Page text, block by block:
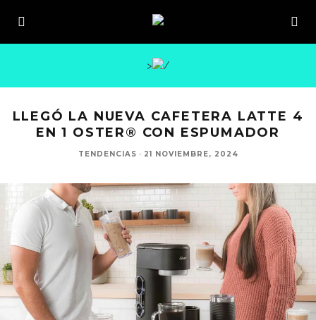
>
LLEGÓ LA NUEVA CAFETERA LATTE 4
EN 1 OSTER® CON ESPUMADOR
TENDENCIAS · 21 NOVIEMBRE, 2024